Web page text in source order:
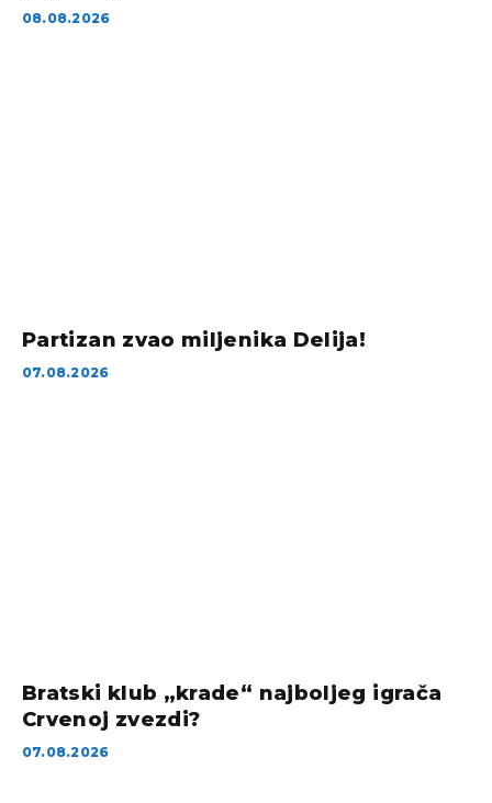
08.08.2026
Partizan zvao miljenika Delija!
07.08.2026
Bratski klub „krade“ najboljeg igrača
Crvenoj zvezdi?
07.08.2026